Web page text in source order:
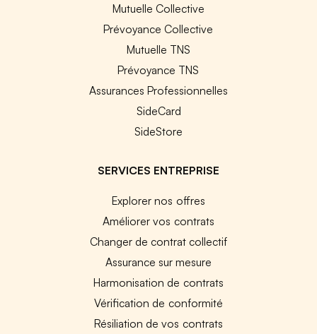
Mutuelle Collective
Prévoyance Collective
Mutuelle TNS
Prévoyance TNS
Assurances Professionnelles
SideCard
SideStore
SERVICES ENTREPRISE
Explorer nos offres
Améliorer vos contrats
Changer de contrat collectif
Assurance sur mesure
Harmonisation de contrats
Vérification de conformité
Résiliation de vos contrats